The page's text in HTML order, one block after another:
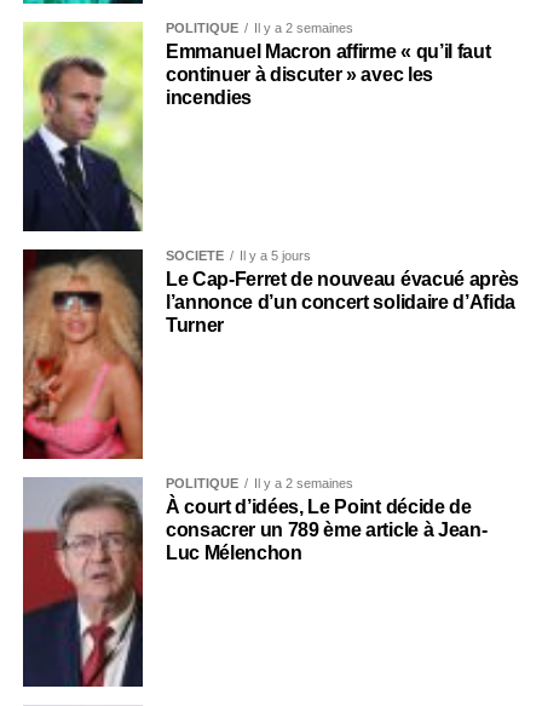
POLITIQUE Il y a 2 semaines
Emmanuel Macron affirme « qu’il faut
continuer à discuter » avec les
incendies
SOCIÉTÉ Il y a 5 jours
Le Cap-Ferret de nouveau évacué après
l’annonce d’un concert solidaire d’Afida
Turner
POLITIQUE Il y a 2 semaines
À court d’idées, Le Point décide de
consacrer un 789 ème article à Jean-
Luc Mélenchon